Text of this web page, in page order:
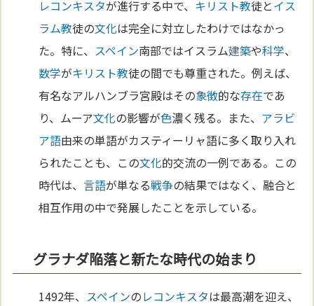
レコンキスタが進行する中で、 キリスト教徒とイス
ラム教徒の文化は完全に対立したわけではなかっ
た。特に、 スペイン南部ではイスラム建築や科学、
数学がキリスト教徒の間でも尊重された。例えば、
有名なアルハンブラ宮殿はその象徴的な存在であ
り、ムーア文化の影響が色濃く残る。また、 アラビ
ア語由来の単語がカスティーリャ語に多く取り入れ
られたことも、この文化的交流の一例である。この
時代は、言語が単なる戦争の結果ではなく、融合と
相互作用の中で発展したことを示している。
グラナダ陥落と新たな時代の始まり
1492年、 スペインのレコンキスタは最高潮を迎え、